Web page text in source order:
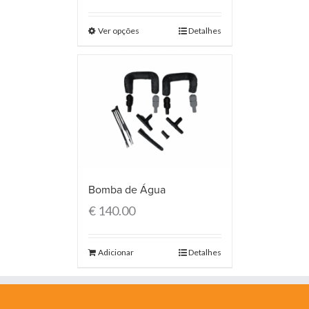
Ver opções Detalhes
Bomba de Água
€140.00
Adicionar Detalhes